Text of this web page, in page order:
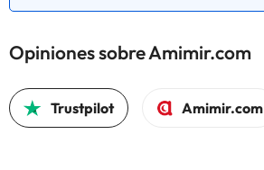
planes.
Fatarella con amigos o en familia!
Algunos de los servicios detallados pueden
consultar sus tarifas directamente en el
información de esta ficha está sujeta a
Opiniones sobre Amimir.com
Trustpilot Amimir.com